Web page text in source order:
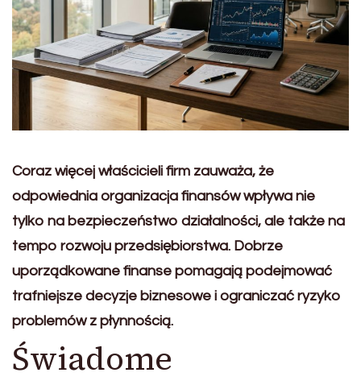
Coraz więcej właścicieli firm zauważa, że
odpowiednia organizacja finansów wpływa nie
tylko na bezpieczeństwo działalności, ale także na
tempo rozwoju przedsiębiorstwa. Dobrze
uporządkowane finanse pomagają podejmować
trafniejsze decyzje biznesowe i ograniczać ryzyko
problemów z płynnością.
Świadome